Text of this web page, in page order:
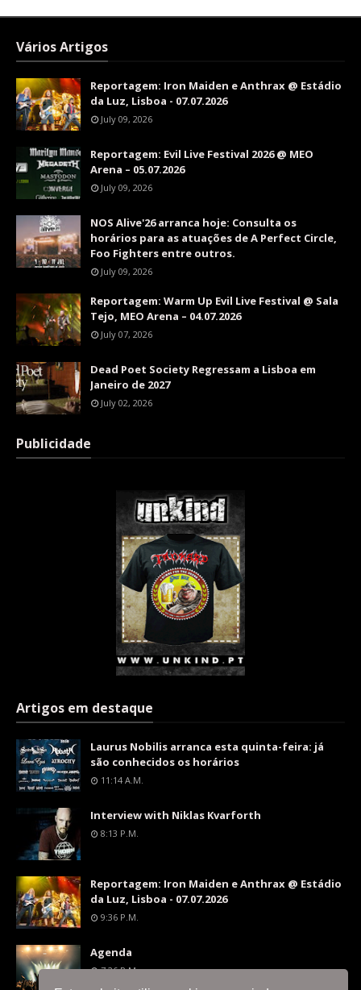
Vários Artigos
Reportagem: Iron Maiden e Anthrax @ Estádio
da Luz, Lisboa - 07.07.2026
July 09, 2026
Reportagem: Evil Live Festival 2026 @ MEO
Arena – 05.07.2026
July 09, 2026
NOS Alive'26 arranca hoje: Consulta os
horários para as atuações de A Perfect Circle,
Foo Fighters entre outros.
July 09, 2026
Reportagem: Warm Up Evil Live Festival @ Sala
Tejo, MEO Arena – 04.07.2026
July 07, 2026
Dead Poet Society Regressam a Lisboa em
Janeiro de 2027
July 02, 2026
Publicidade
Artigos em destaque
Laurus Nobilis arranca esta quinta-feira: já
são conhecidos os horários
11:14 A.m.
Interview with Niklas Kvarforth
8:13 P.m.
Reportagem: Iron Maiden e Anthrax @ Estádio
da Luz, Lisboa - 07.07.2026
9:36 P.m.
Agenda
7:26 P.m.